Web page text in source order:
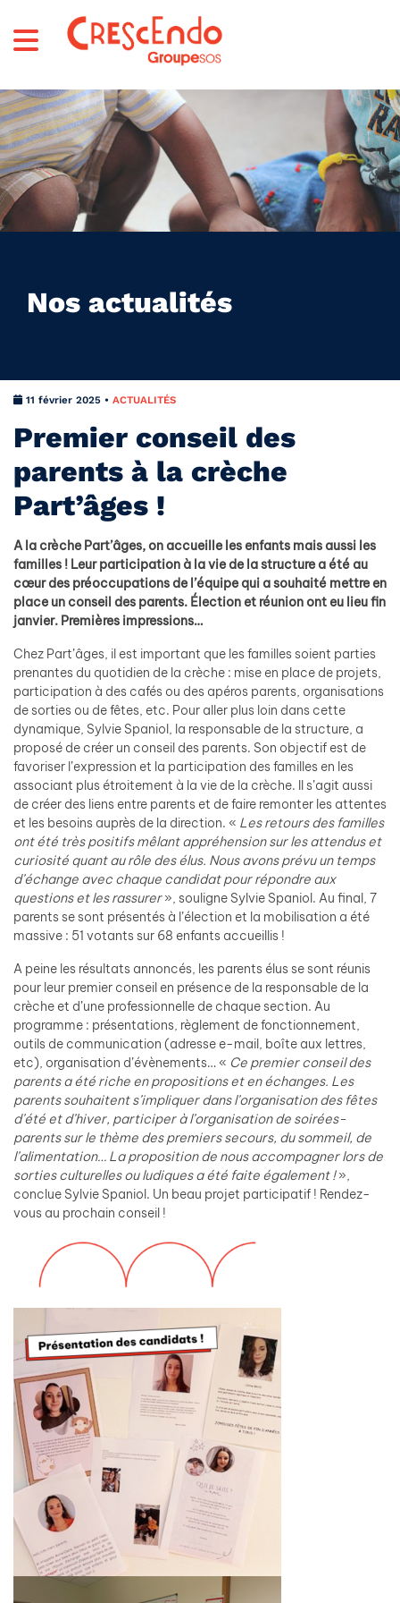
Nos actualités
11 février 2025 • ACTUALITÉS
Premier conseil des
parents à la crèche
Part’âges !
A la crèche Part’âges, on accueille les enfants mais aussi les
familles ! Leur participation à la vie de la structure a été au
cœur des préoccupations de l’équipe qui a souhaité mettre en
place un conseil des parents. Élection et réunion ont eu lieu fin
janvier. Premières impressions…
Chez Part’âges, il est important que les familles soient parties
prenantes du quotidien de la crèche : mise en place de projets,
participation à des cafés ou des apéros parents, organisations
de sorties ou de fêtes, etc. Pour aller plus loin dans cette
dynamique, Sylvie Spaniol, la responsable de la structure, a
proposé de créer un conseil des parents. Son objectif est de
favoriser l’expression et la participation des familles en les
associant plus étroitement à la vie de la crèche. Il s’agit aussi
de créer des liens entre parents et de faire remonter les attentes
et les besoins auprès de la direction. « Les retours des familles
ont été très positifs mêlant appréhension sur les attendus et
curiosité quant au rôle des élus. Nous avons prévu un temps
d’échange avec chaque candidat pour répondre aux
questions et les rassurer», souligne Sylvie Spaniol. Au final, 7
parents se sont présentés à l’élection et la mobilisation a été
massive : 51 votants sur 68 enfants accueillis !
A peine les résultats annoncés, les parents élus se sont réunis
pour leur premier conseil en présence de la responsable de la
crèche et d’une professionnelle de chaque section. Au
programme : présentations, règlement de fonctionnement,
outils de communication (adresse e-mail, boîte aux lettres,
etc), organisation d’évènements… « Ce premier conseil des
parents a été riche en propositions et en échanges. Les
parents souhaitent s’impliquer dans l’organisation des fêtes
d’été et d’hiver, participer à l’organisation de soirées-
parents sur le thème des premiers secours, du sommeil, de
l’alimentation… La proposition de nous accompagner lors de
sorties culturelles ou ludiques a été faite également !»,
conclue Sylvie Spaniol. Un beau projet participatif ! Rendez-
vous au prochain conseil !